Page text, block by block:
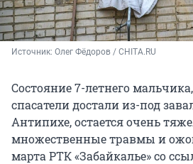
Источник: Олег Фёдоров / CHITA.RU
Состояние 7-летнего
спасатели достали из-под
Антипихе, остается очень
множественные травмы и
марта РТК «Забайкалье» со